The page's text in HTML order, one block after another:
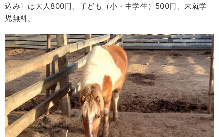
込み）は大人800円、子ども（小・中学生）500円、未就学
児無料。